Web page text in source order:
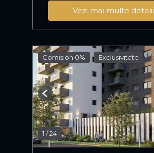
Vezi mai multe detalii
Comision 0% Exclusivitate
1 /24
Previous